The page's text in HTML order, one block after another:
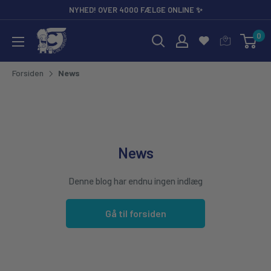
NYHED! OVER 4000 FÆLGE ONLINE ✨
CarCare Freaks - Bilpleje & Tilbehør til Entusiaster og 0
Forsiden News
News
Denne blog har endnu ingen indlæg
Gå til forsiden